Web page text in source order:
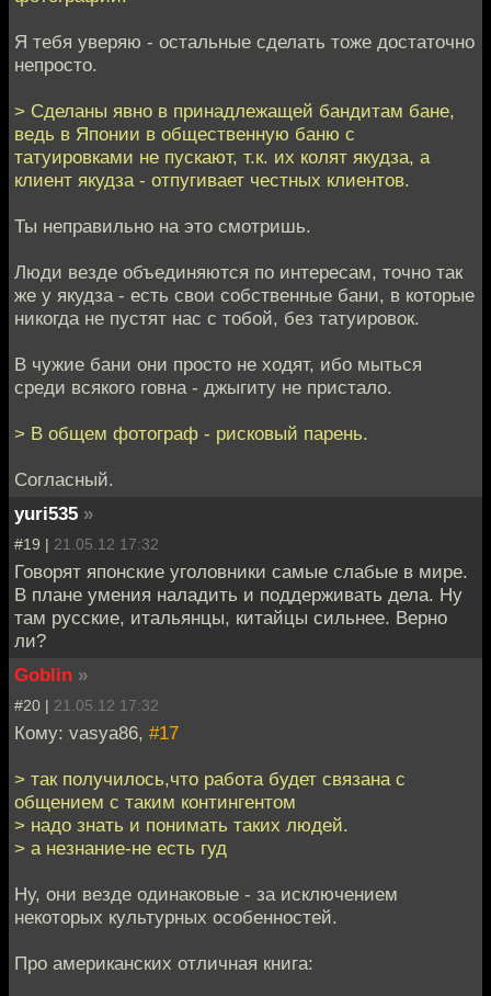
Я тебя уверяю - остальные сделать тоже достаточно
непросто.
> Сделаны явно в принадлежащей бандитам бане,
ведь в Японии в общественную баню с
татуировками не пускают, т.к. их колят якудза, а
клиент якудза - отпугивает честных клиентов.
Ты неправильно на это смотришь.
Люди везде объединяются по интересам, точно так
же у якудза - есть свои собственные бани, в которые
никогда не пустят нас с тобой, без татуировок.
В чужие бани они просто не ходят, ибо мыться
среди всякого говна - джыгиту не пристало.
> В общем фотограф - рисковый парень.
Согласный.
yuri535 »
#19 | 21.05.12 17:32
Говорят японские уголовники самые слабые в мире.
В плане умения наладить и поддерживать дела. Ну
там русские, итальянцы, китайцы сильнее. Верно
ли?
Goblin »
#20 | 21.05.12 17:32
Кому: vasya86, #17
> так получилось,что работа будет связана с
общением с таким контингентом
> надо знать и понимать таких людей.
> а незнание-не есть гуд
Ну, они везде одинаковые - за исключением
некоторых культурных особенностей.
Про американских отличная книга: